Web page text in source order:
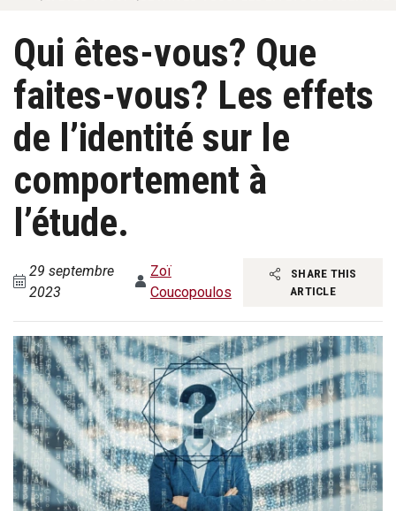
Qui êtes-vous? Que
faites-vous? Les effets
de l’identité sur le
comportement à
l’étude.
29 septembre
2023
Zoï
Coucopoulos
SHARE THIS
ARTICLE